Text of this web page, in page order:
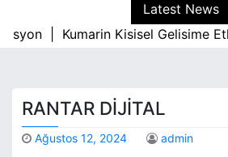
Latest News
| Kumarin Kisisel Gelisime
RANTAR DIJITAL
Ağustos 12, 2024 admin